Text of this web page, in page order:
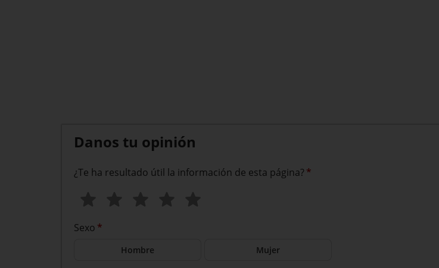
Danos tu opinión
¿Te ha resultado útil la información de esta página? *
Sexo *
Hombre Mujer